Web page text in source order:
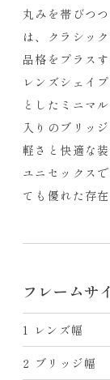
丸みを帯びつ
は、クラシッ
品格をプラス
レンズシェイ
としたミニマ
入りのブリッ
軽さと快適な
ユニセックス
ても優れた存
フレームサ
1 レンズ幅
2 ブリッジ幅